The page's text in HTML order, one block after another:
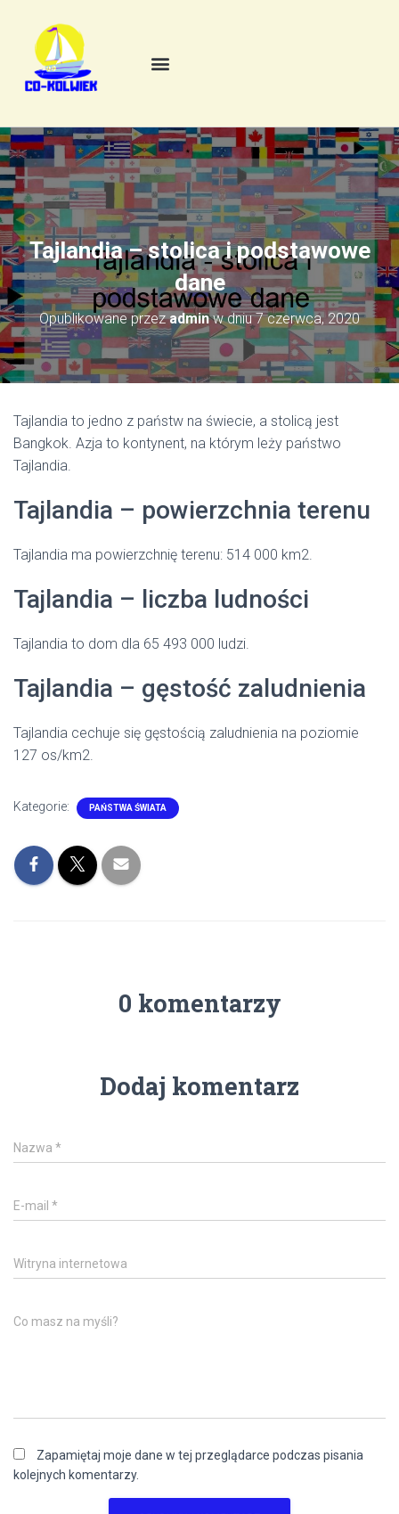
Tajlandia – stolica i podstawowe
dane
Opublikowane przezadminw dniu7 czerwca, 2020
Tajlandia to jedno z państw na świecie, a stolicą jest
Bangkok. Azja to kontynent, na którym leży państwo
Tajlandia.
Tajlandia – powierzchnia terenu
Tajlandia ma powierzchnię terenu: 514 000 km2.
Tajlandia – liczba ludności
Tajlandia to dom dla 65 493 000 ludzi.
Tajlandia – gęstość zaludnienia
Tajlandia cechuje się gęstością zaludnienia na poziomie
127 os/km2.
Kategorie: PAŃSTWA ŚWIATA
0 komentarzy
Dodaj komentarz
Nazwa *
E-mail *
Witryna internetowa
Co masz na myśli?
Zapamiętaj moje dane w tej przeglądarce podczas pisania
kolejnych komentarzy.